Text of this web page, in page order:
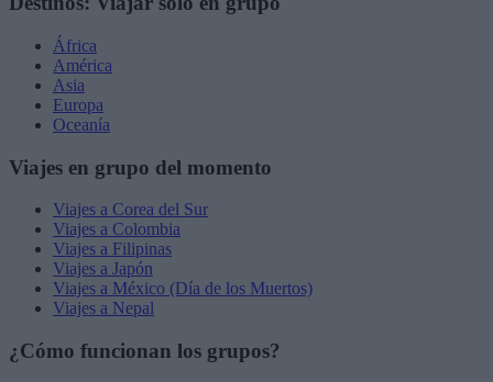
África
América
Asia
Europa
Oceanía
Viajes en grupo del momento
Viajes a Corea del Sur
Viajes a Colombia
Viajes a Filipinas
Viajes a Japón
Viajes a México (Día de los Muertos)
Viajes a Nepal
¿Cómo funcionan los grupos?